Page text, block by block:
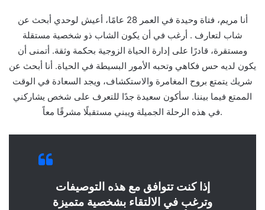
أنا مريم، فتاة وحيدة في العمر 28 عامًا، أعيش لوحدي أبحث عن
شاب لتعارف . أرغب في أن يكون الشاب ذو شخصية مستقلة
ومستقرة، قادرًا على إدارة الحياة الزوجية بحكمة وثقة. أتمنى أن
يكون لديه حس فكاهي وتحبه الأمور البسيطة في الحياة. أنا أبحث عن
شريك يتمتع بروح المغامرة والاستكشاف، ويجد السعادة في الوقت
الممتع فيما بيننا. سأكون سعيدة جدًا للتعرف على شخص يشاركني
في هذه الرحلة الجميلة ويبني مستقبلًا مشرقًا معاً.
إذا كنت تتوافق مع هذه التوصيفات
وترغب في الالتقاء بشخصية متميزة